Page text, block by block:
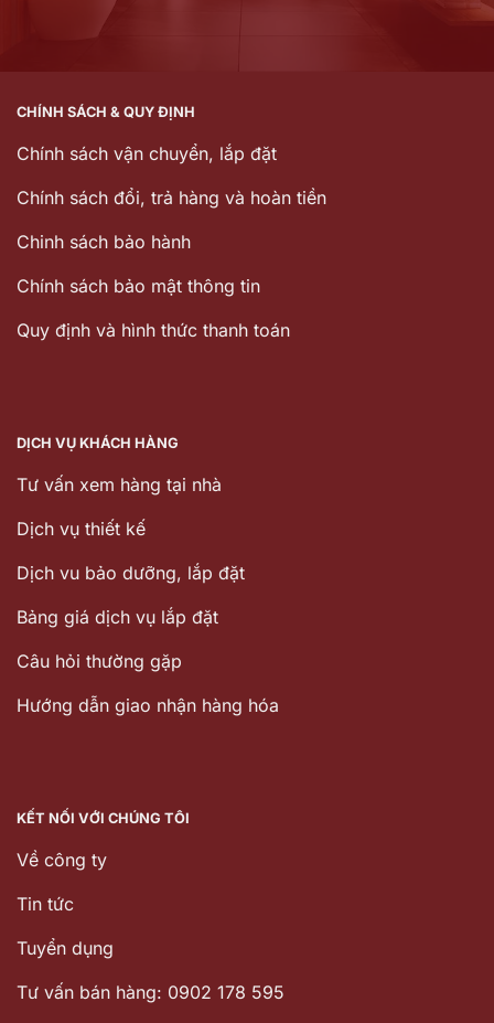
CHÍNH SÁCH & QUY ĐỊNH
Chính sách vận chuyển, lắp đặt
Chính sách đổi, trả hàng và hoàn tiền
Chinh sách bảo hành
Chính sách bảo mật thông tin
Quy định và hình thức thanh toán
DỊCH VỤ KHÁCH HÀNG
Tư vấn xem hàng tại nhà
Dịch vụ thiết kế
Dịch vu bảo dưỡng, lắp đặt
Bảng giá dịch vụ lắp đặt
Câu hỏi thường gặp
Hướng dẫn giao nhận hàng hóa
KẾT NỐI VỚI CHÚNG TÔI
Về công ty
Tin tức
Tuyển dụng
Tư vấn bán hàng: 0902 178 595